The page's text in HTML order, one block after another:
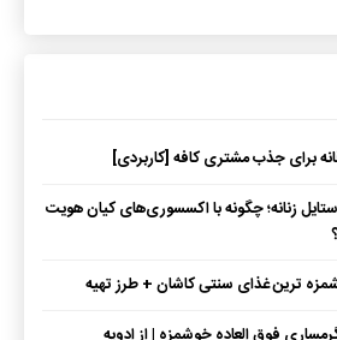
زنانه؛ چگونه با اکسسوری‌های کیان هویت
ترین غذای سنتی کاشان + طرز تهیه